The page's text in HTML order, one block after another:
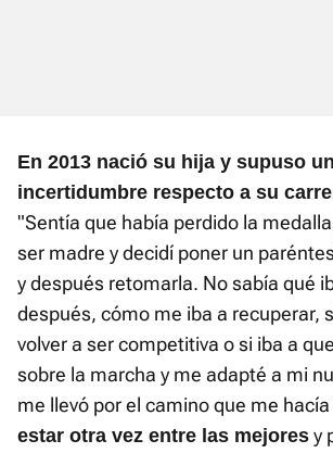
En 2013 nació su hija y supuso
incertidumbre respecto a su
"Sentía que había perdido la
ser madre y decidí poner un
y después retomarla. No sabía qué
después, cómo me iba a recuperar,
volver a ser competitiva o si iba a
sobre la marcha y me adapté a mi
me llevó por el camino que me
estar otra vez entre las mejores y